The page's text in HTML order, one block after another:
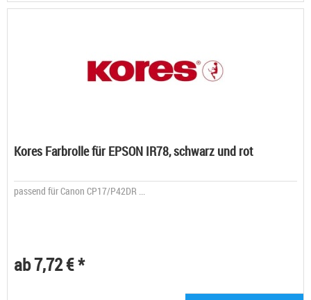
Kores Farbrolle für EPSON IR78, schwarz und rot
passend für Canon CP17/P42DR ...
ab 7,72 € *